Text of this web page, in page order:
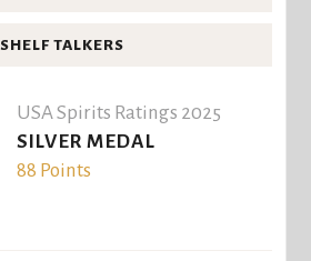
SHELF TALKERS
USA Spirits Ratings 2025
SILVER MEDAL
88 Points